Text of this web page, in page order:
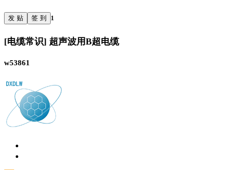
发 贴 签 到 1
[电缆常识] 超声波用B超电缆
w53861